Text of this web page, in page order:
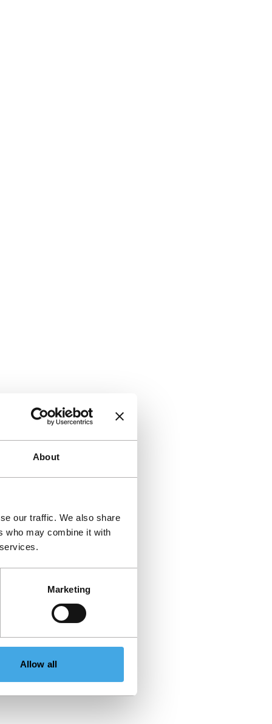
About
our traffic. We also share
who may combine it with
Marketing
Allow all